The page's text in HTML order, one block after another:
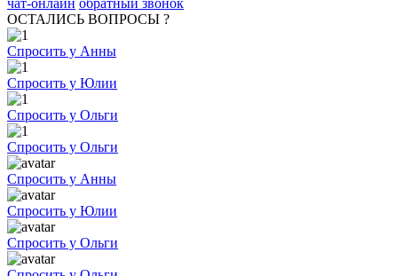
ОСТАЛИСЬ ВОПРОСЫ ?
Спросить у Анны
Спросить у Юлии
Спросить у Ольги
Спросить у Ольги
Спросить у Анны
Спросить у Юлии
Спросить у Ольги